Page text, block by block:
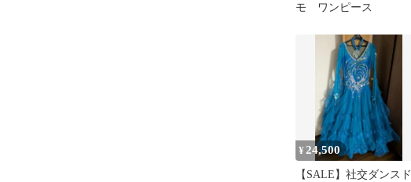
モ ワンピース
¥ 24,500
【SALE】社交ダンスド